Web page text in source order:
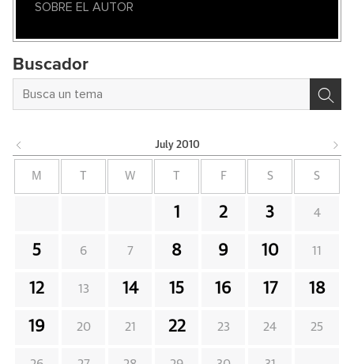
SOBRE EL AUTOR
Buscador
July 2010
M W F S S
1 2 3 4
5 6 7 8 9 10 11
12 13 14 15 16 17 18
19 20 21 22 23 24 25